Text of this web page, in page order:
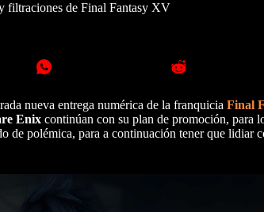
filtraciones de Final Fantasy XV
nueva entrega numérica de la franquicia Final
Enix continúan con su plan de promoción, para
de polémica, para a continuación tener que lidiar